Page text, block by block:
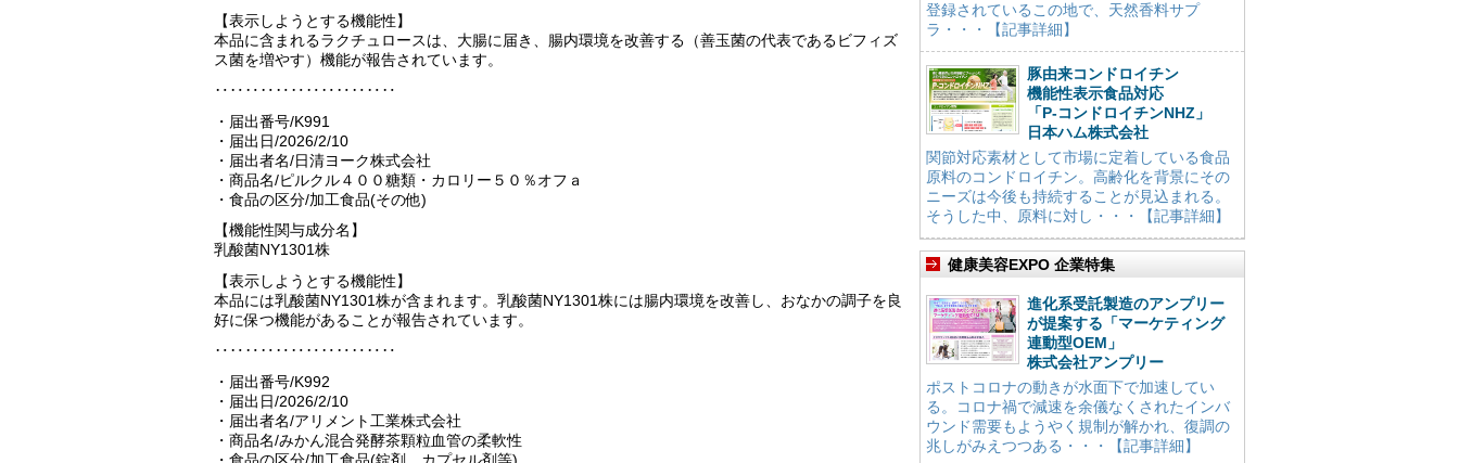
【表示しようとする機能性】
本品に含まれるラクチュロースは、大腸に届き、腸内環境を改善する（善玉菌の代表であるビフィズ
ス菌を増やす）機能が報告されています。
‥‥‥‥‥‥‥‥‥‥‥‥
・届出番号/K991
・届出日/2026/2/10
・届出者名/日清ヨーク株式会社
・商品名/ピルクル４００糖類・カロリー５０％オフａ
・食品の区分/加工食品(その他)
【機能性関与成分名】
乳酸菌NY1301株
【表示しようとする機能性】
本品には乳酸菌NY1301株が含まれます。乳酸菌NY1301株には腸内環境を改善し、おなかの調子を良
好に保つ機能があることが報告されています。
‥‥‥‥‥‥‥‥‥‥‥‥
・届出番号/K992
・届出日/2026/2/10
・届出者名/アリメント工業株式会社
・商品名/みかん混合発酵茶顆粒血管の柔軟性
・食品の区分/加工食品(錠剤、カプセル剤等)
登録されているこの地で、天然香料サプ
ラ・・・【記事詳細】
豚由来コンドロイチン
機能性表示食品対応
「P-コンドロイチンNHZ」
日本ハム株式会社
関節対応素材として市場に定着している食品
原料のコンドロイチン。高齢化を背景にその
ニーズは今後も持続することが見込まれる。
そうした中、原料に対し・・・【記事詳細】
健康美容EXPO 企業特集
進化系受託製造のアンプリー
が提案する「マーケティング
連動型OEM」
株式会社アンプリー
ポストコロナの動きが水面下で加速してい
る。コロナ禍で減速を余儀なくされたインバ
ウンド需要もようやく規制が解かれ、復調の
兆しがみえつつある・・・【記事詳細】